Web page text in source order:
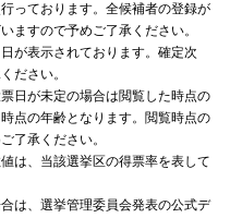
っております。全候補者の登録が
ますので予めご了承ください。
が表示されております。確定次
ださい。
日が未定の場合は閲覧した時点の
点の年齢となります。閲覧時点の
了承ください。
は、当該選挙区の得票率を表して
は、選挙管理委員会発表の公式デ